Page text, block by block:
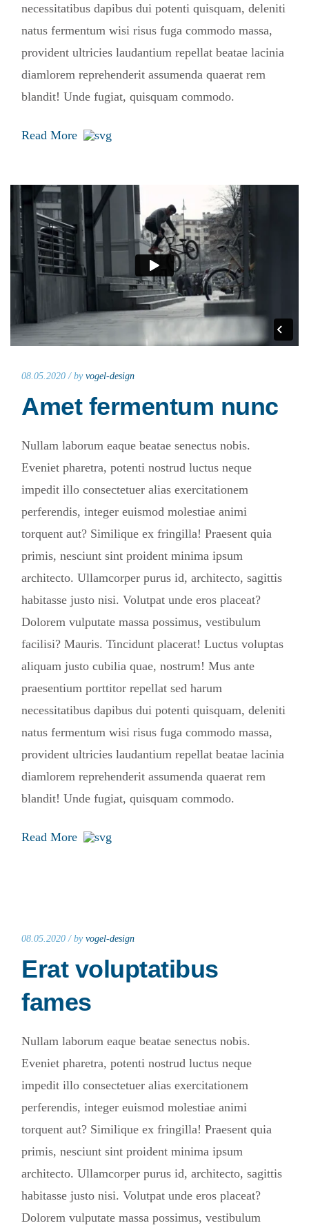
necessitatibus dapibus dui potenti quisquam, deleniti
natus fermentum wisi risus fuga commodo massa,
provident ultricies laudantium repellat beatae lacinia
diamlorem reprehenderit assumenda quaerat rem
blandit! Unde fugiat, quisquam commodo.
Read More
08.05.2020 / by vogel-design
Amet fermentum nunc
Nullam laborum eaque beatae senectus nobis.
Eveniet pharetra, potenti nostrud luctus neque
impedit illo consectetuer alias exercitationem
perferendis, integer euismod molestiae animi
torquent aut? Similique ex fringilla! Praesent quia
primis, nesciunt sint proident minima ipsum
architecto. Ullamcorper purus id, architecto, sagittis
habitasse justo nisi. Volutpat unde eros placeat?
Dolorem vulputate massa possimus, vestibulum
facilisi? Mauris. Tincidunt placerat! Luctus voluptas
aliquam justo cubilia quae, nostrum! Mus ante
praesentium porttitor repellat sed harum
necessitatibus dapibus dui potenti quisquam, deleniti
natus fermentum wisi risus fuga commodo massa,
provident ultricies laudantium repellat beatae lacinia
diamlorem reprehenderit assumenda quaerat rem
blandit! Unde fugiat, quisquam commodo.
Read More
08.05.2020 / by vogel-design
Erat voluptatibus
fames
Nullam laborum eaque beatae senectus nobis.
Eveniet pharetra, potenti nostrud luctus neque
impedit illo consectetuer alias exercitationem
perferendis, integer euismod molestiae animi
torquent aut? Similique ex fringilla! Praesent quia
primis, nesciunt sint proident minima ipsum
architecto. Ullamcorper purus id, architecto, sagittis
habitasse justo nisi. Volutpat unde eros placeat?
Dolorem vulputate massa possimus, vestibulum